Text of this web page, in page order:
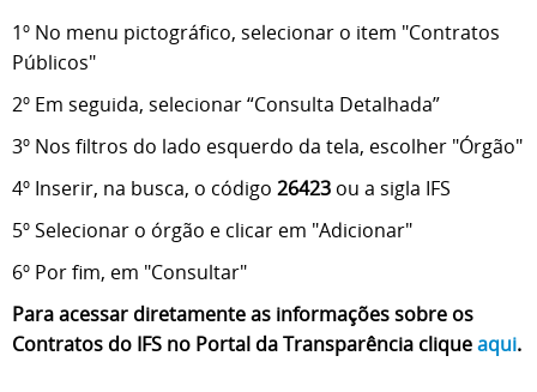
1º No menu pictográfico, selecionar o item "Contratos
Públicos"
2º Em seguida, selecionar “Consulta Detalhada”
3º Nos filtros do lado esquerdo da tela, escolher "Órgão"
4º Inserir, na busca, o código 26423 ou a sigla IFS
5º Selecionar o órgão e clicar em "Adicionar"
6º Por fim, em "Consultar"
Para acessar diretamente as informações sobre os
Contratos do IFS no Portal da Transparência cliqueaqui.